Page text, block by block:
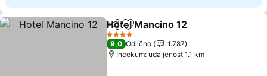
Deli Dodati u favorite
Hotel Mancino 12
4 Zvezdice
9,0 Odlično
1.787
Incekum: udaljenost 1.1 km